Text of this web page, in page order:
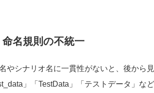
命名規則の不統一
やシナリオ名に一貫性がないと、後から
」「TestData」「テストデータ」